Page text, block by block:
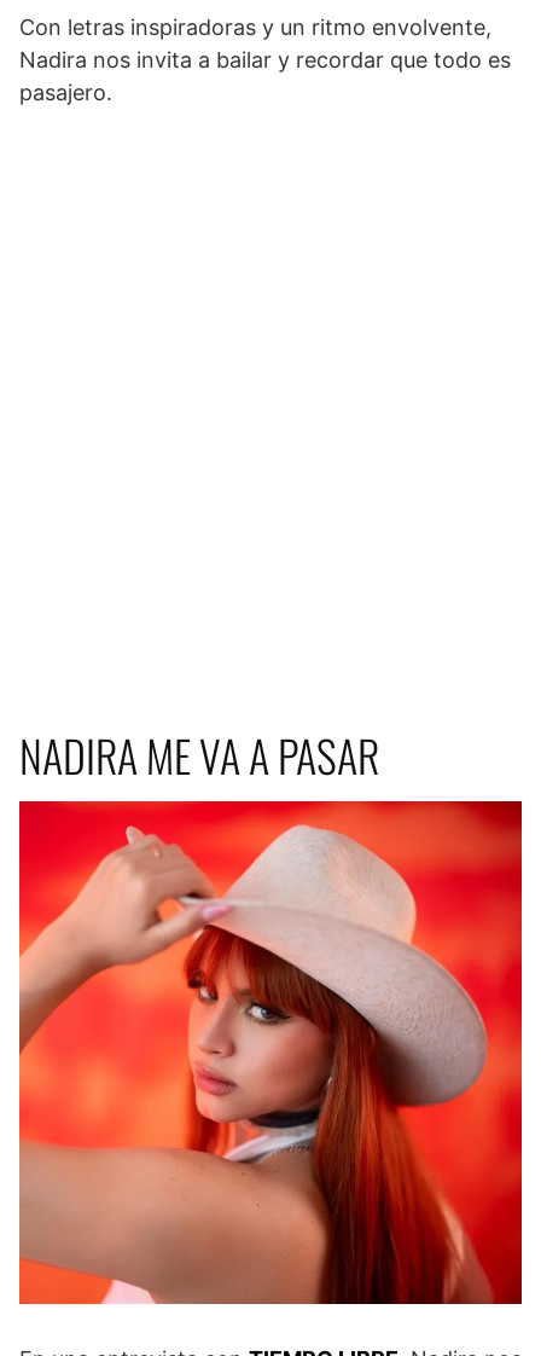
Con letras inspiradoras y un ritmo envolvente,
Nadira nos invita a bailar y recordar que todo es
pasajero.
NADIRA ME VA A PASAR